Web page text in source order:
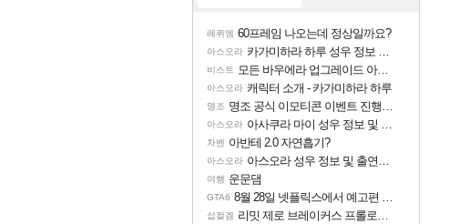
레퀴엠 60프레임 나오는데 정상일까요?
아스오라 카가미하라 하루 성우 정보 및 주요 필모
비스트 모든 바우에라 업그레이드 아이템 획득 위치 공략 (89개)
아스오라 캐릭터 소개 - 카가미하라 하루
명조 명조 공식 이모티콘 이벤트 진행해봤습니다! 참여부터 추첨까지????
아스오라 아사쿠라 마이 성우 정보 및 주요 필모
차벤 아반테 2.0 자연흡기?
아스오라 아스오라 성우 정보 및 출연작 모음
여행 운문댐
GTA6 8월 28일 넷플릭스에서 예고편 공개 예정
섭컬겜 리밋 제로 브레이커스 프롤로그 테스트 후기 영상 업로드